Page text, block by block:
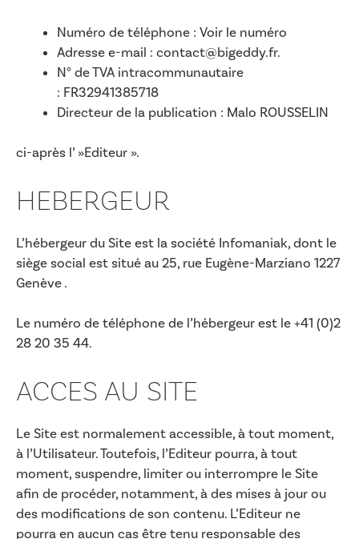
Numéro de téléphone : Voir le numéro
Adresse e-mail : contact@bigeddy.fr.
N° de TVA intracommunautaire
: FR32941385718
Directeur de la publication : Malo ROUSSELIN
ci-après l’ »Editeur ».
HEBERGEUR
L’hébergeur du Site est la société Infomaniak, dont le
siège social est situé au 25, rue Eugène-Marziano 1227
Genève .
Le numéro de téléphone de l’hébergeur est le +41 (0)2
28 20 35 44.
ACCES AU SITE
Le Site est normalement accessible, à tout moment,
à l’Utilisateur. Toutefois, l’Editeur pourra, à tout
moment, suspendre, limiter ou interrompre le Site
afin de procéder, notamment, à des mises à jour ou
des modifications de son contenu. L’Editeur ne
pourra en aucun cas être tenu responsable des